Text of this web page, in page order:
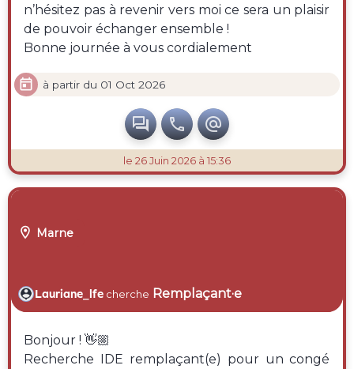
n’hésitez pas à revenir vers moi ce sera un plaisir
de pouvoir échanger ensemble !
Bonne journée à vous cordialement
 à partir du 01 Oct 2026
  
le 26 Juin 2026 à 15:36
 Marne
Lauriane_lfe cherche Remplaçant·e
Bonjour ! 👋🏼
Recherche IDE remplaçant(e) pour un congé